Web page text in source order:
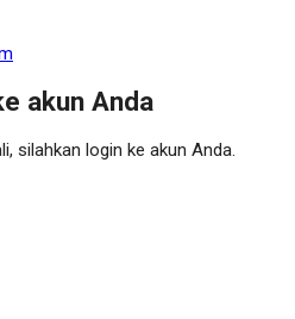
akun Anda
silahkan login ke akun Anda.